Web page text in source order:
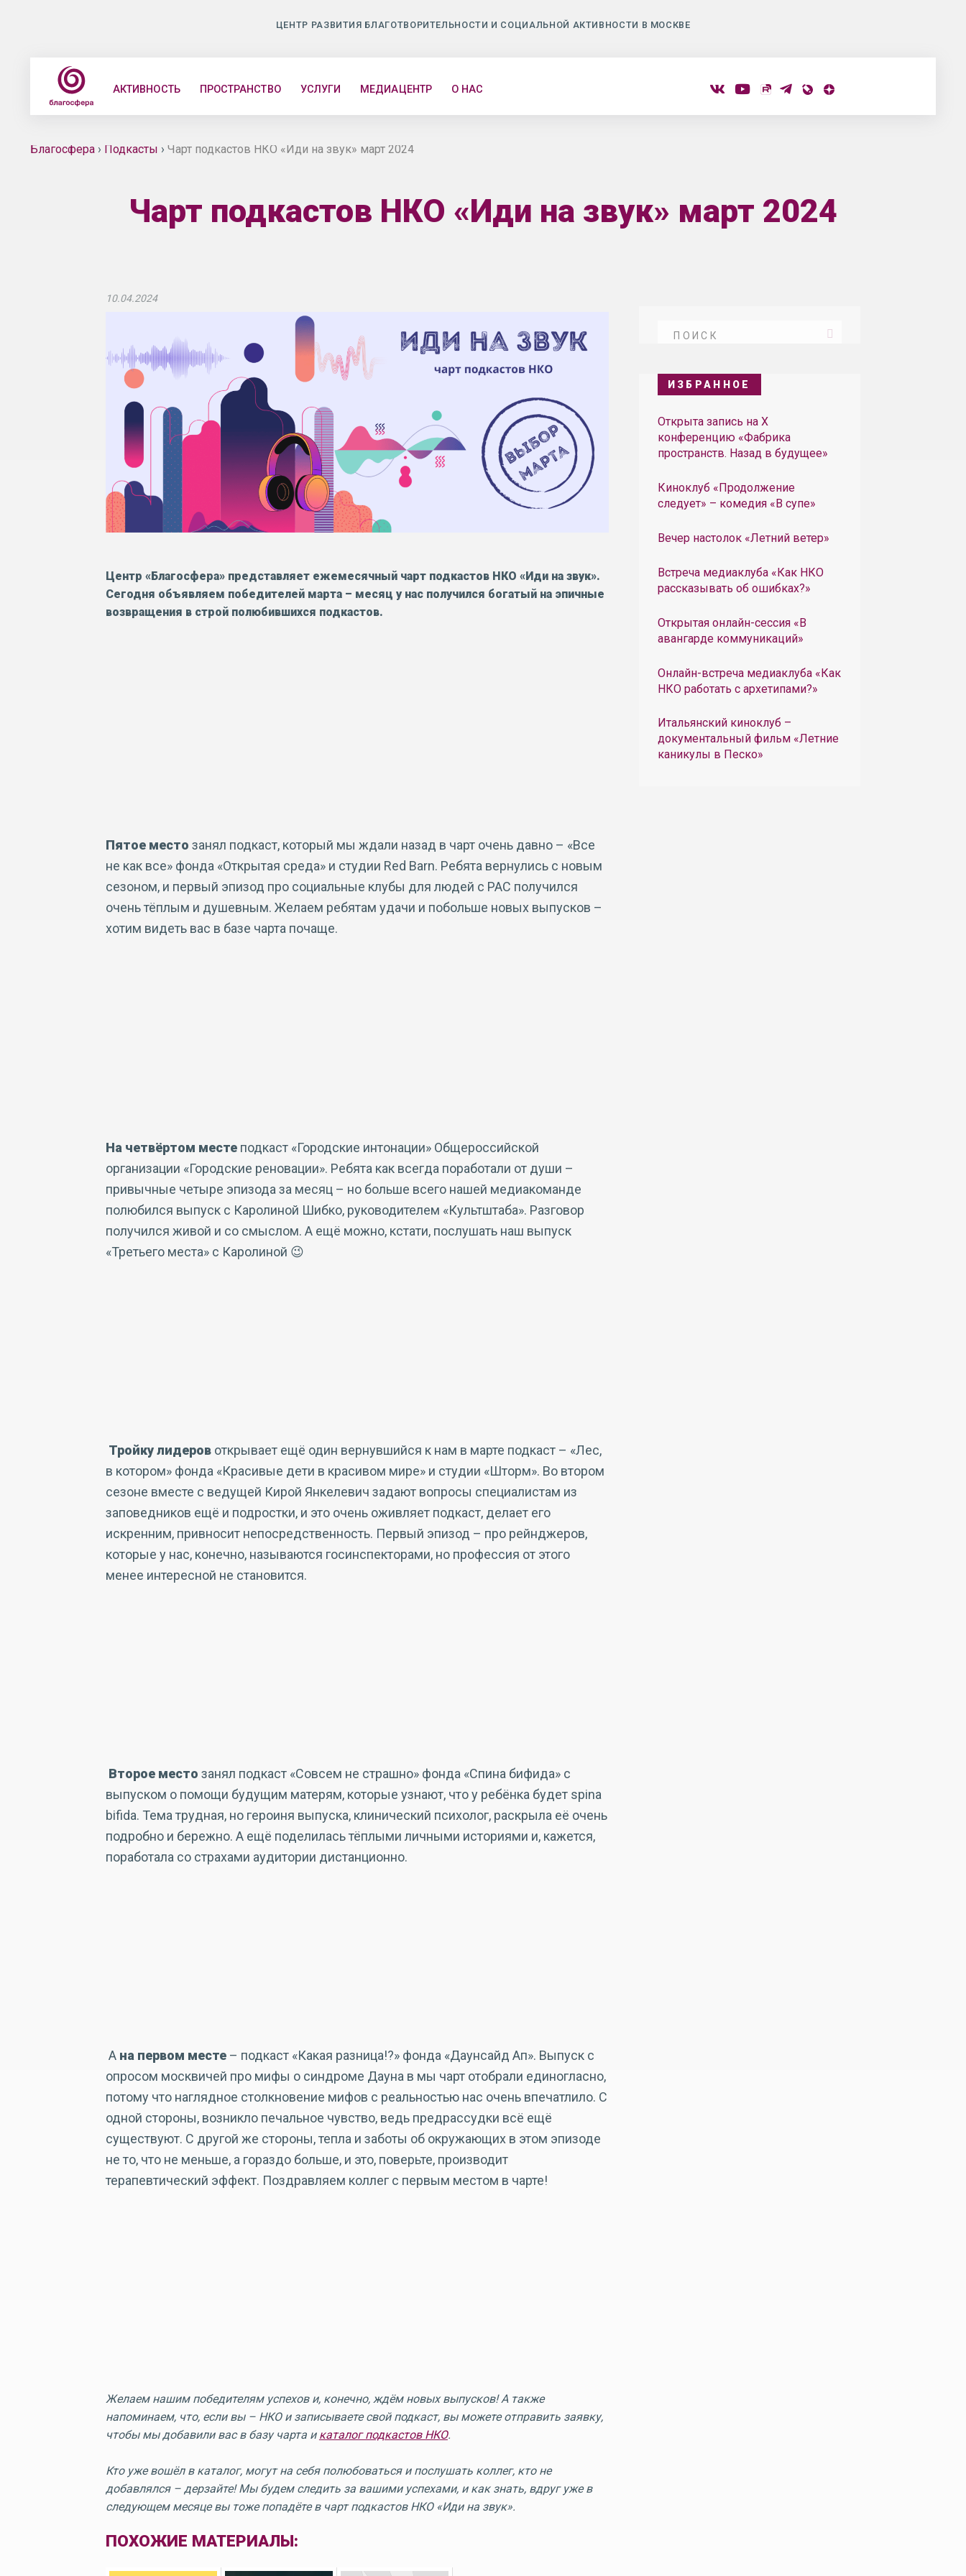
ЦЕНТР РАЗВИТИЯ БЛАГОТВОРИТЕЛЬНОСТИ И СОЦИАЛЬНОЙ АКТИВНОСТИ В МОСКВЕ
АКТИВНОСТЬ ПРОСТРАНСТВО УСЛУГИ МЕДИАЦЕНТР О НАС
Благосфера› Подкасты › Чарт подкастов НКО «Иди на звук» март 2024
Чарт подкастов НКО «Иди на звук» март 2024
10.04.2024
Центр «Благосфера» представляет ежемесячный чарт подкастов НКО «Иди на звук».
Сегодня объявляем победителей марта – месяц у нас получился богатый на эпичные
возвращения в строй полюбившихся подкастов.
Пятое место занял подкаст, который мы ждали назад в чарт очень давно – «Все
не как все» фонда «Открытая среда» и студии Red Barn. Ребята вернулись с новым
сезоном, и первый эпизод про социальные клубы для людей с РАС получился
очень тёплым и душевным. Желаем ребятам удачи и побольше новых выпусков –
хотим видеть вас в базе чарта почаще.
На четвёртом местеподкаст «Городские интонации» Общероссийской
организации «Городские реновации». Ребята как всегда поработали от души –
привычные четыре эпизода за месяц – но больше всего нашей медиакоманде
полюбился выпуск с Каролиной Шибко, руководителем «Культштаба». Разговор
получился живой и со смыслом. А ещё можно, кстати, послушать наш выпуск
«Третьего места» с Каролиной 😉
Тройку лидеровоткрывает ещё один вернувшийся к нам в марте подкаст – «Лес,
в котором» фонда «Красивые дети в красивом мире» и студии «Шторм». Во втором
сезоне вместе с ведущей Кирой Янкелевич задают вопросы специалистам из
заповедников ещё и подростки, и это очень оживляет подкаст, делает его
искренним, привносит непосредственность. Первый эпизод – про рейнджеров,
которые у нас, конечно, называются госинспекторами, но профессия от этого
менее интересной не становится.
Второе место занял подкаст «Совсем не страшно» фонда «Спина бифида» с
выпуском о помощи будущим матерям, которые узнают, что у ребёнка будет spina
bifida. Тема трудная, но героиня выпуска, клинический психолог, раскрыла её очень
подробно и бережно. А ещё поделилась тёплыми личными историями и, кажется,
поработала со страхами аудитории дистанционно.
А на первом месте– подкаст «Какая разница!?» фонда «Даунсайд Ап». Выпуск с
опросом москвичей про мифы о синдроме Дауна в мы чарт отобрали единогласно,
потому что наглядное столкновение мифов с реальностью нас очень впечатлило. С
одной стороны, возникло печальное чувство, ведь предрассудки всё ещё
существуют. С другой же стороны, тепла и заботы об окружающих в этом эпизоде
не то, что не меньше, а гораздо больше, и это, поверьте, производит
терапевтический эффект. Поздравляем коллег с первым местом в чарте!
Желаем нашим победителям успехов и, конечно, ждём новых выпусков! А также
напоминаем, что, если вы – НКО и записываете свой подкаст, вы можете отправить заявку,
чтобы мы добавили вас в базу чарта и каталог подкастов НКО.
Кто уже вошёл в каталог, могут на себя полюбоваться и послушать коллег, кто не
добавлялся – дерзайте! Мы будем следить за вашими успехами, и как знать, вдруг уже в
следующем месяце вы тоже попадёте в чарт подкастов НКО «Иди на звук».
ПОХОЖИЕ МАТЕРИАЛЫ:
ИЗБРАННОЕ
Открыта запись на X
конференцию «Фабрика
пространств. Назад в будущее»
Киноклуб «Продолжение
следует» – комедия «В супе»
Вечер настолок «Летний ветер»
Встреча медиаклуба «Как НКО
рассказывать об ошибках?»
Открытая онлайн-сессия «В
авангарде коммуникаций»
Онлайн-встреча медиаклуба «Как
НКО работать с архетипами?»
Итальянский киноклуб –
документальный фильм «Летние
каникулы в Песко»